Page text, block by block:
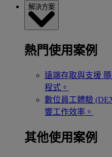
解決方案
熱門使用案例
遠端存取與支援
程式。
數位員工體驗
響工作效率。
其他使用案例